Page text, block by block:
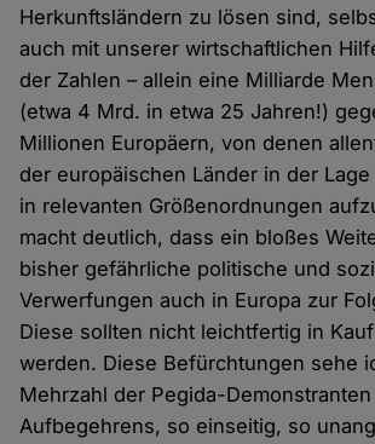
Herkunftsländern zu lösen sind,
auch mit unserer wirtschaftlichen
der Zahlen – allein eine Milliarde
(etwa 4 Mrd. in etwa 25 Jahren!)
Millionen Europäern, von denen
der europäischen Länder in der
in relevanten Größenordnungen
macht deutlich, dass ein bloßes
bisher gefährliche politische und
Verwerfungen auch in Europa zur
Diese sollten nicht leichtfertig in
werden. Diese Befürchtungen sehe
Mehrzahl der Pegida-
Aufbegehrens, so einseitig, so